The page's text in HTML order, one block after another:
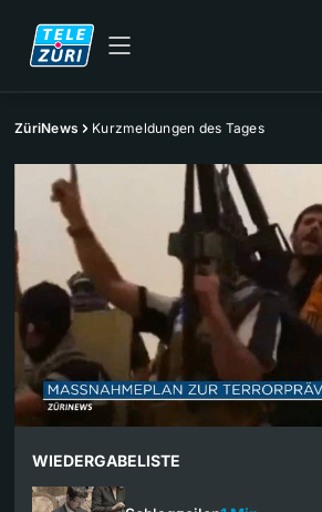
ZüriNews Kurzmeldungen des Tages
WIEDERGABELISTE